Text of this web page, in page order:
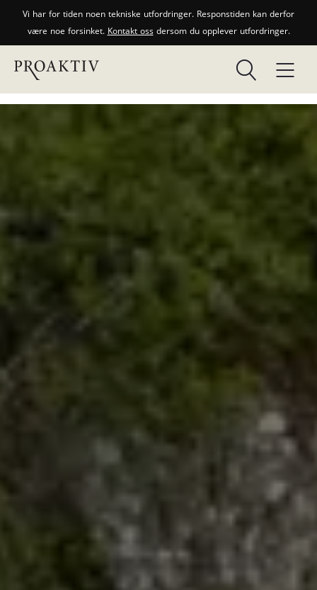
Vi har for tiden noen tekniske utfordringer. Responstiden kan derfor
være noe forsinket. Kontakt ossdersom du opplever utfordringer.